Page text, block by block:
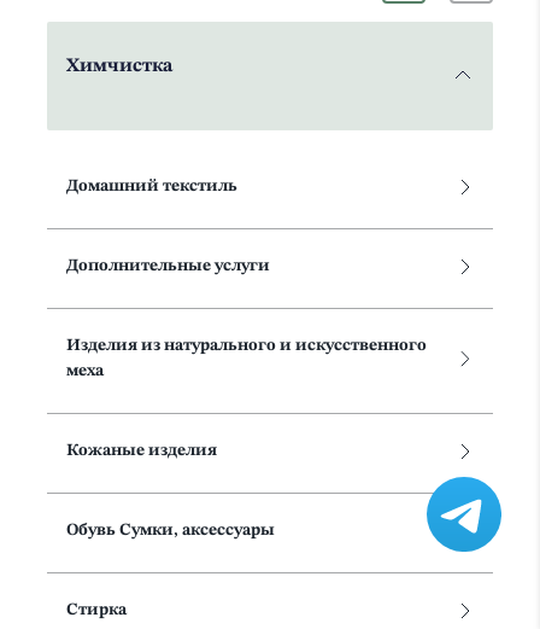
Химчистка
Домашний текстиль
Дополнительные услуги
Изделия из натурального и искусственного
меха
Кожаные изделия
Обувь Сумки, аксессуары
Стирка